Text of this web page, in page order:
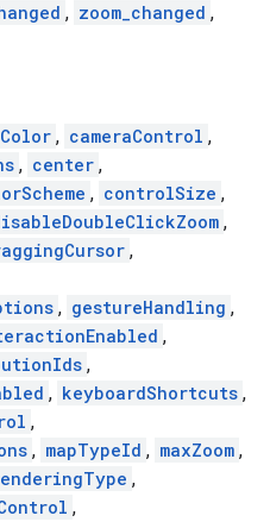
, zoom_changed ,
, cameraControl ,
, center ,
, controlSize ,
,
,
, gestureHandling ,
,
,
, keyboardShortcuts ,
,
, mapTypeId , maxZoom ,
,
,